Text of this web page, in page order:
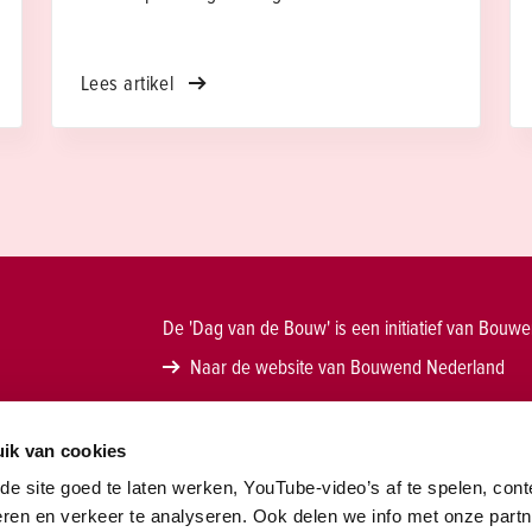
van cookies
site goed te laten werken, YouTube-video’s af te spelen,
en verkeer te analyseren. Ook delen we info met onze
grauwe gangen met gesloten deuren en
de uitnodigende, lichte aula. Benieuwd hoe
Kom dan naar de Dag van de Bouw op
zaterdag 20 juni.
Lees artikel
De 'Dag van de Bouw' is een initiatief van
Naar de website van Bouwend Nederland